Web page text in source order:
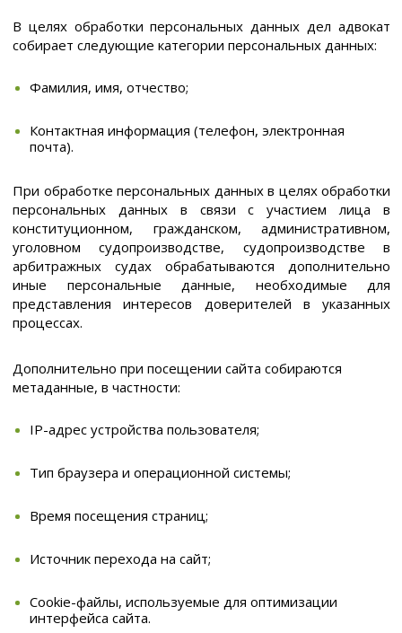
В целях обработки персональных данных дел адвокат
собирает следующие категории персональных данных:
Фамилия, имя, отчество;
Контактная информация (телефон, электронная
почта).
При обработке персональных данных в целях обработки
персональных данных в связи с участием лица в
конституционном, гражданском, административном,
уголовном судопроизводстве, судопроизводстве в
арбитражных судах обрабатываются дополнительно
иные персональные данные, необходимые для
представления интересов доверителей в указанных
процессах.
Дополнительно при посещении сайта собираются
метаданные, в частности:
IP-адрес устройства пользователя;
Тип браузера и операционной системы;
Время посещения страниц;
Источник перехода на сайт;
Cookie-файлы, используемые для оптимизации
интерфейса сайта.